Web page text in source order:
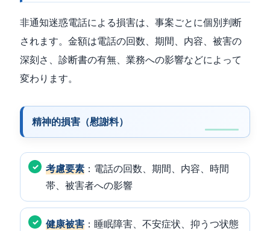
非通知迷惑電話による損害は、事案ごとに個別判断
されます。金額は電話の回数、期間、内容、被害の
深刻さ、診断書の有無、業務への影響などによって
変わります。
精神的損害（慰謝料）
考慮要素 ：電話の回数、期間、内容、時間
帯、被害者への影響
健康被害 ：睡眠障害、不安症状、抑うつ状態